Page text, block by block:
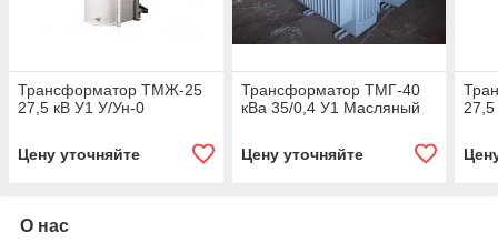
Трансформатор ТМЖ-25
27,5 кВ У1 У/Ун-0
Цену уточняйте
Трансформатор ТМГ-40
кВа 35/0,4 У1 Масляный
Цену уточняйте
О нас